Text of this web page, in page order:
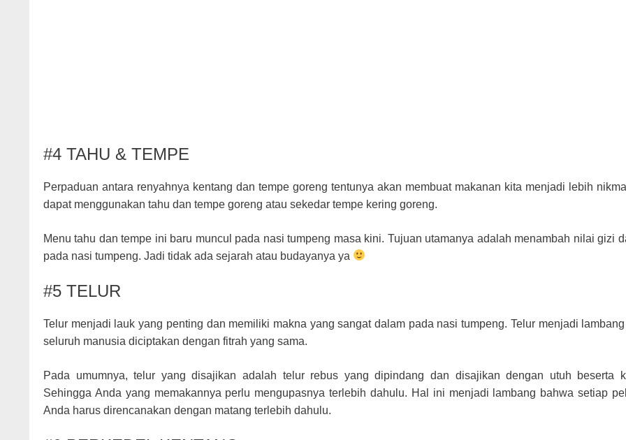
#4 TAHU & TEMPE
Perpaduan antara renyahnya kentang dan tempe goreng tentunya akan membuat makanan kita menjadi lebih
dapat menggunakan tahu dan tempe goreng atau sekedar tempe kering goreng.
Menu tahu dan tempe ini baru muncul pada nasi tumpeng masa kini. Tujuan utamanya adalah menambah nilai gizi
pada nasi tumpeng. Jadi tidak ada sejarah atau budayanya ya
#5 TELUR
Telur menjadi lauk yang penting dan memiliki makna yang sangat dalam pada nasi tumpeng. Telur menjadi
seluruh manusia diciptakan dengan fitrah yang sama.
Pada umumnya, telur yang disajikan adalah telur rebus yang dipindang dan disajikan dengan utuh beserta
Sehingga Anda yang memakannya perlu mengupasnya terlebih dahulu. Hal ini menjadi lambang bahwa setiap
Anda harus direncanakan dengan matang terlebih dahulu.